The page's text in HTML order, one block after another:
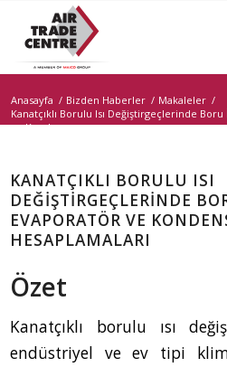
Anasayfa / Bizden Haberler / Makaleler /
Kanatçıklı Borulu Isı Değiştirgeçlerinde
ve Konde...
KANATÇIKLI BORULU ISI
DEĞIŞTIRGEÇLERINDE
EVAPORATÖR VE
HESAPLAMALARI
Özet
Kanatçıklı borulu ısı
endüstriyel ve ev tipi